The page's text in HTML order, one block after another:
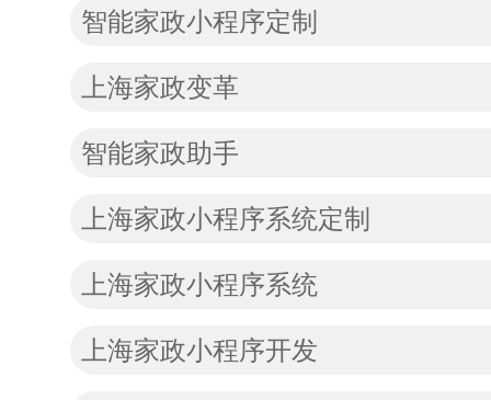
智能家政小程序定制
上海家政变革
智能家政助手
上海家政小程序系统定制
上海家政小程序系统
上海家政小程序开发